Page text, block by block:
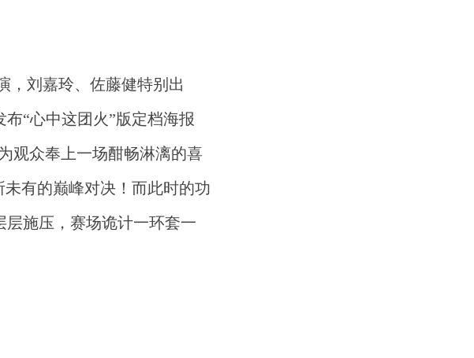
，刘嘉玲、佐藤健特别出
“心中这团火”版定档海报
观众奉上一场酣畅淋漓的喜
有的巅峰对决！而此时的功
施压，赛场诡计一环套一